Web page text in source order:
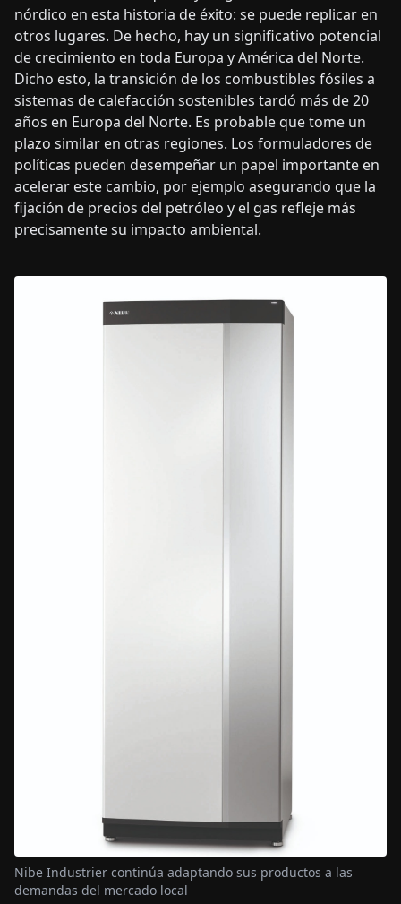
nórdico en esta historia de éxito: se puede replicar en
otros lugares. De hecho, hay un significativo potencial
de crecimiento en toda Europa y América del Norte.
Dicho esto, la transición de los combustibles fósiles a
sistemas de calefacción sostenibles tardó más de 20
años en Europa del Norte. Es probable que tome un
plazo similar en otras regiones. Los formuladores de
políticas pueden desempeñar un papel importante en
acelerar este cambio, por ejemplo asegurando que la
fijación de precios del petróleo y el gas refleje más
precisamente su impacto ambiental.
Nibe Industrier continúa adaptando sus productos a las
demandas del mercado local